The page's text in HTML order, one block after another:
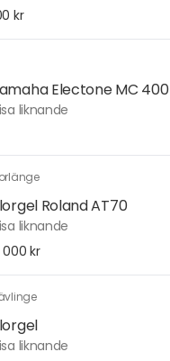
kr
Electone MC 400
liknande
Roland AT70
liknande
000 kr
liknande